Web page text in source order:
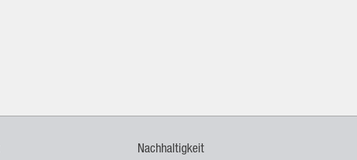
Nachhaltigkeit